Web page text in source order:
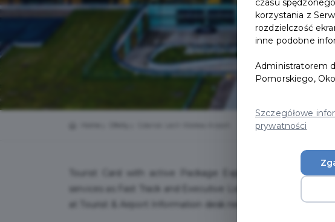
Tourist Card with active Package Explorer or Premium
services as Fast Track and Executive Lounge at Gdansk Lech
at Tourist & Airport Information desk next to arrivals hall (24
czasu
korzystania z
rozdzielczość
inne podobne
Administratorem
Pomorskiego,
Szczegółowe
prywatności